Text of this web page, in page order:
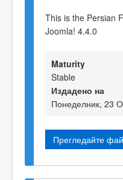
This is the Persian
Joomla! 4.4.0
Maturity
Stable
Издадено на
Понеделник, 23
Прегледайте